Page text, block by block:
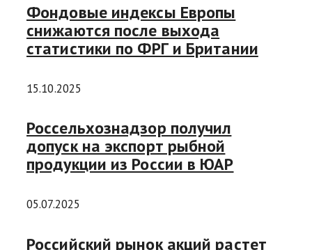
Фондовые индексы Европы
снижаются после выхода
статистики по ФРГ и Британии
15.10.2025
Россельхознадзор получил
допуск на экспорт рыбной
продукции из России в ЮАР
05.07.2025
Российский рынок акций растет